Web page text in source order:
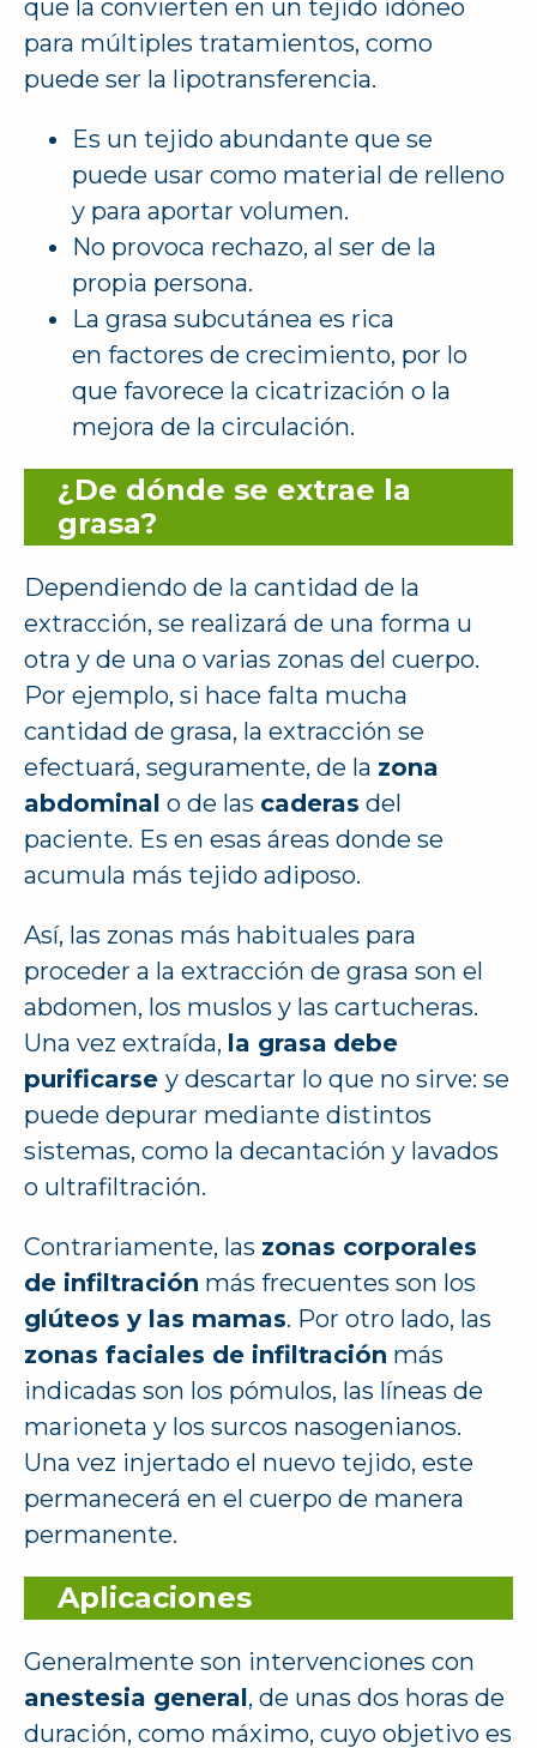
que la convierten en un tejido idóneo
para múltiples tratamientos, como
puede ser la lipotransferencia.
Es un tejido abundante que se
puede usar como material de relleno
y para aportar volumen.
No provoca rechazo, al ser de la
propia persona.
La grasa subcutánea es rica
en factores de crecimiento, por lo
que favorece la cicatrización o la
mejora de la circulación.
¿De dónde se extrae la
grasa?
Dependiendo de la cantidad de la
extracción, se realizará de una forma u
otra y de una o varias zonas del cuerpo.
Por ejemplo, si hace falta mucha
cantidad de grasa, la extracción se
efectuará, seguramente, de la zona
abdominal o de las caderas del
paciente. Es en esas áreas donde se
acumula más tejido adiposo.
Así, las zonas más habituales para
proceder a la extracción de grasa son el
abdomen, los muslos y las cartucheras.
Una vez extraída, la grasa debe
purificarse y descartar lo que no sirve: se
puede depurar mediante distintos
sistemas, como la decantación y lavados
o ultrafiltración.
Contrariamente, las zonas corporales
de infiltración más frecuentes son los
glúteos y las mamas. Por otro lado, las
zonas faciales de infiltración más
indicadas son los pómulos, las líneas de
marioneta y los surcos nasogenianos.
Una vez injertado el nuevo tejido, este
permanecerá en el cuerpo de manera
permanente.
Aplicaciones
Generalmente son intervenciones con
anestesia general, de unas dos horas de
duración, como máximo, cuyo objetivo es